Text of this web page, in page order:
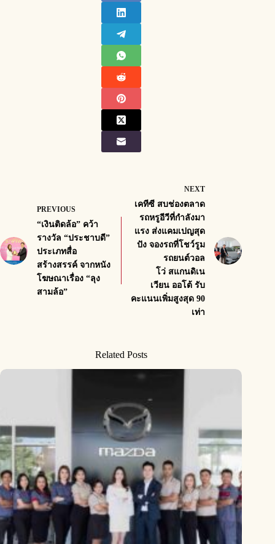
PREVIOUS
“เงินติดล้อ” คว้า
รางวัล “ประชาบดี”
ประเภทสื่อ
สร้างสรรค์ จากหนัง
โฆษณาเรื่อง “ลุง
สามล้อ”
NEXT
เคทีซี สบช่องตลาด
รถหรูอีวีที่กำลังมา
แรง ส่งแคมเปญสุด
ปัง จองรถที่โชว์รูม
รถยนต์วอล
โว่ สแกนดิเน
เวียน ออโต้ รับ
คะแนนเพิ่มสูงสุด 90
เท่า
Related Posts